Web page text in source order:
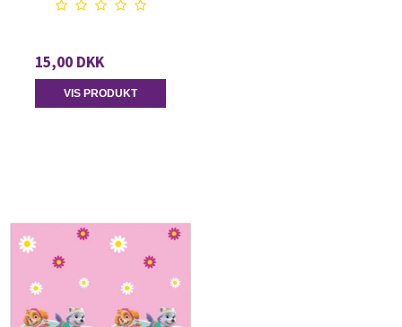
15,00 DKK
VIS PRODUKT